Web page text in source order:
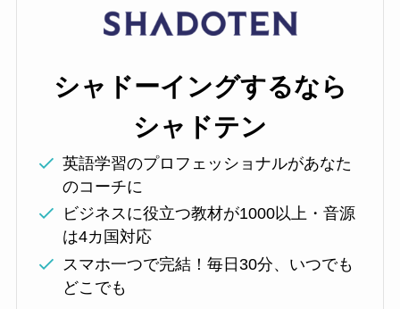
シャドーイングするなら
シャドテン
英語学習のプロフェッショナルがあなた
のコーチに
ビジネスに役立つ教材が1000以上・音源
は4カ国対応
スマホ一つで完結！毎日30分、いつでも
どこでも